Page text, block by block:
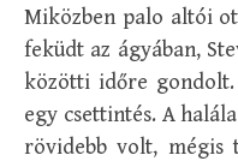
Miközben palo altói
feküdt az ágyában,
közötti időre
egy csettintés. A
rövidebb volt, mégis